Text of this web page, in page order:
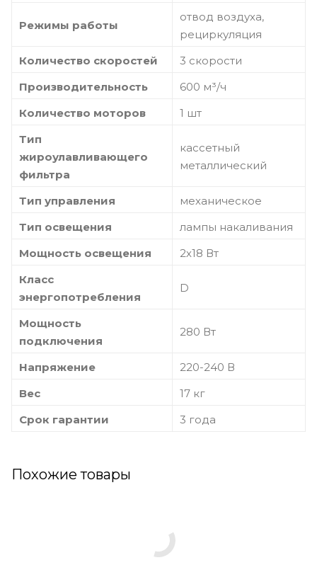
Режимы работы
отвод воздуха,
рециркуляция
Количество скоростей
3 скорости
Производительность
600 м³/ч
Количество моторов
1 шт
Тип
жироулавливающего
фильтра
кассетный
металлический
Тип управления
механическое
Тип освещения
лампы накаливания
Мощность освещения
2х18 Вт
Класс
энергопотребления
D
Мощность
подключения
280 Вт
Напряжение
220-240 В
Вес
17 кг
Срок гарантии
3 года
Похожие товары